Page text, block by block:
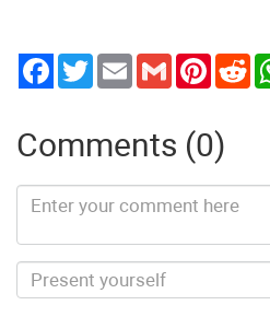
TwitterEmail Gmail
Comments (0)